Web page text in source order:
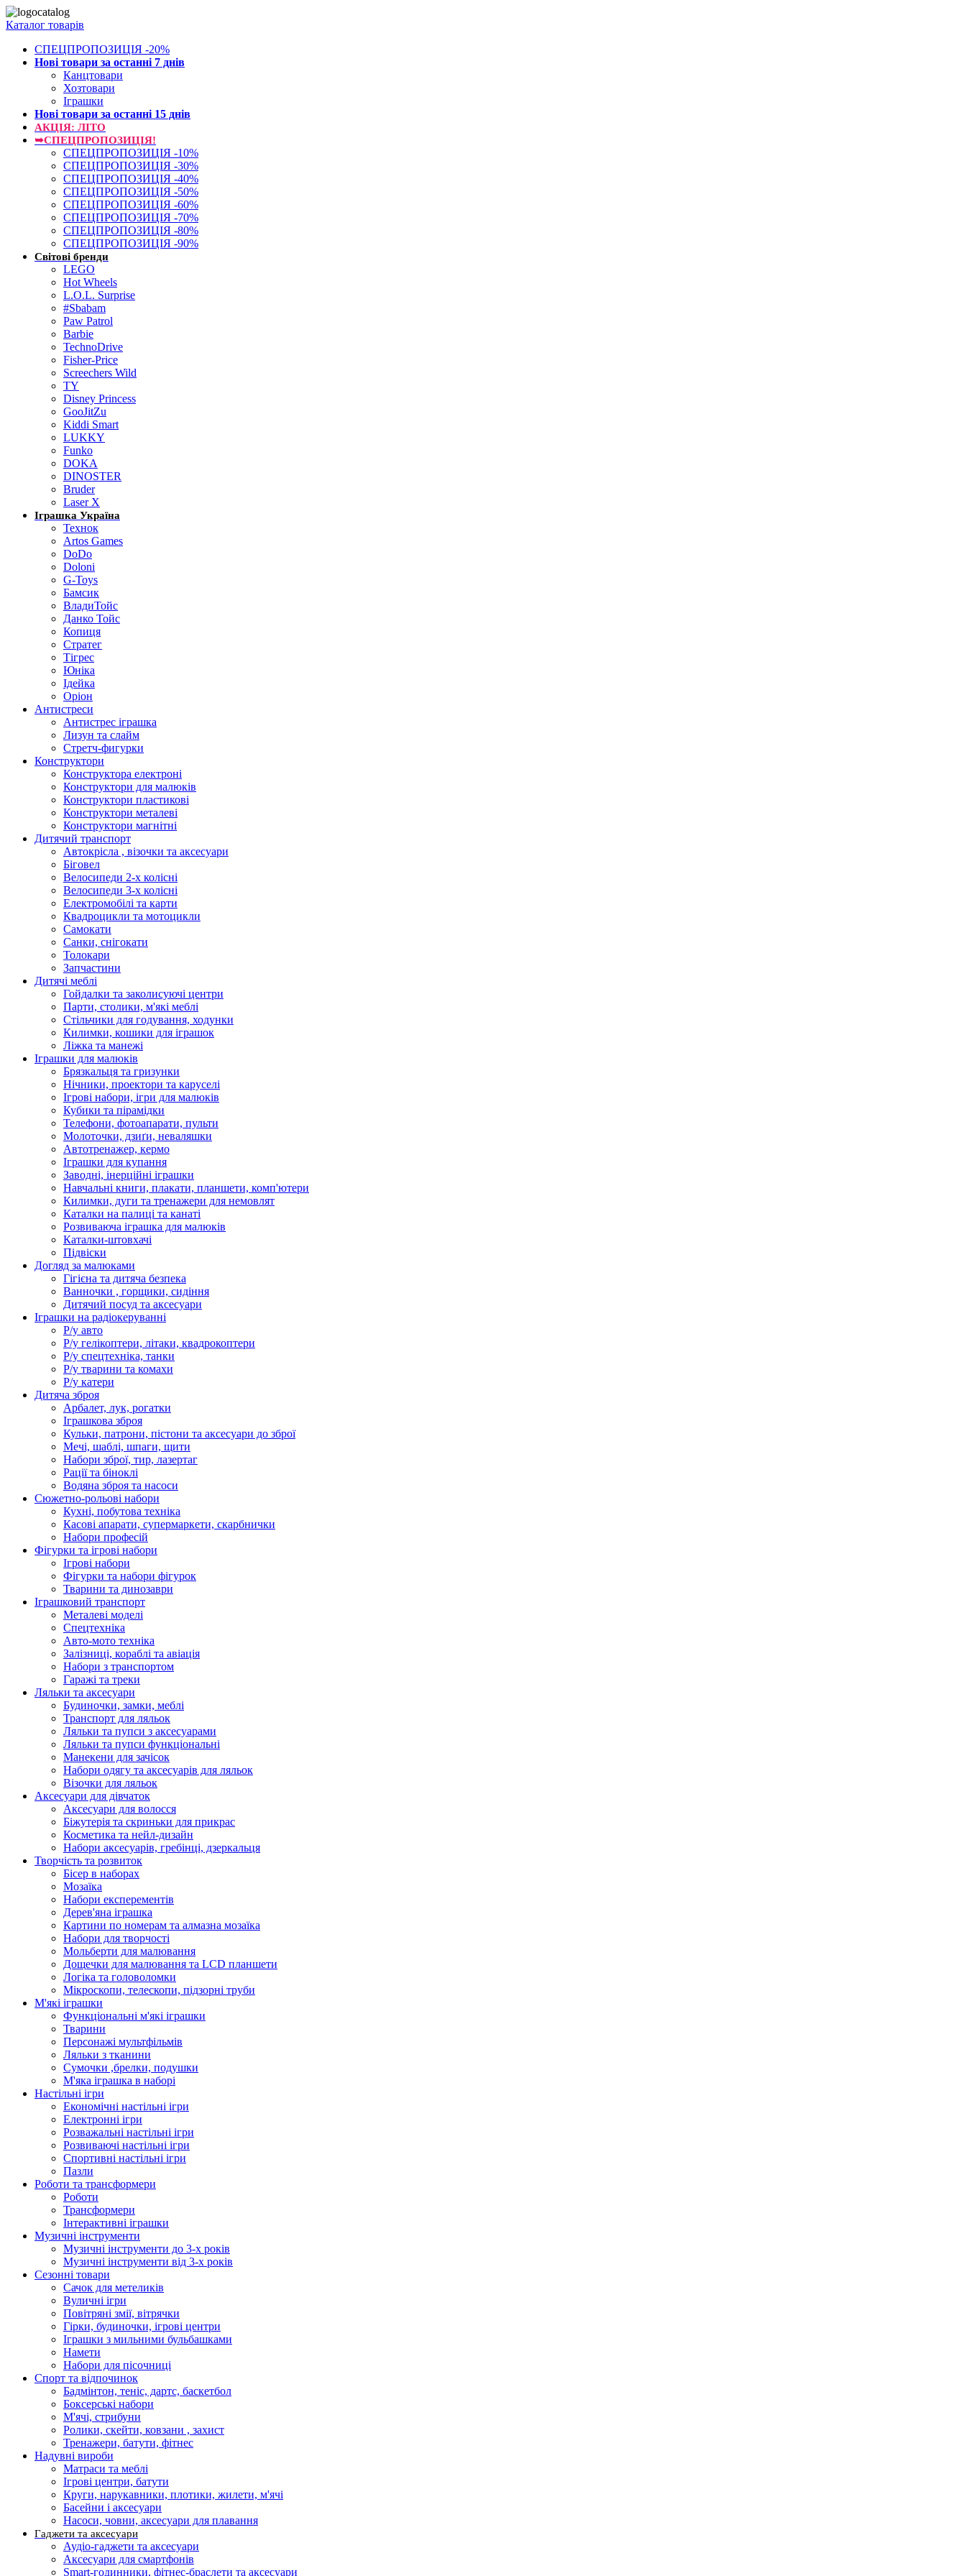
Каталог товарів
СПЕЦПРОПОЗИЦІЯ -20%
Нові товари за останнi 7 днiв
Канцтовари
Хозтовари
Іграшки
Нові товари за останнi 15 днiв
АКЦІЯ: ЛІТО
➥СПЕЦПРОПОЗИЦІЯ!
СПЕЦПРОПОЗИЦІЯ -10%
СПЕЦПРОПОЗИЦІЯ -30%
СПЕЦПРОПОЗИЦІЯ -40%
СПЕЦПРОПОЗИЦІЯ -50%
СПЕЦПРОПОЗИЦІЯ -60%
СПЕЦПРОПОЗИЦІЯ -70%
СПЕЦПРОПОЗИЦІЯ -80%
СПЕЦПРОПОЗИЦІЯ -90%
Світові бренди
LEGO
Hot Wheels
L.O.L. Surprise
#Sbabam
Paw Patrol
Barbie
TechnoDrive
Fisher-Price
Screechers Wild
TY
Disney Princess
GooJitZu
Kiddi Smart
LUKKY
Funko
DOKA
DINOSTER
Bruder
Laser X
Іграшка Україна
Технок
Artos Games
DoDo
Doloni
G-Toys
Бамсик
ВладиТойс
Данко Тойс
Копиця
Стратег
Тігрес
Юніка
Ідейка
Оріон
Антистреси
Антистрес іграшка
Лизун та слайм
Стретч-фигурки
Конструктори
Конструктора електроні
Конструктори для малюків
Конструктори пластикові
Конструктори металеві
Конструктори магнітні
Дитячий транспорт
Автокрісла , візочки та аксесуари
Біговел
Велосипеди 2-х колісні
Велосипеди 3-х колісні
Електромобілі та карти
Квадроцикли та мотоцикли
Самокати
Санки, снігокати
Толокари
Запчастини
Дитячі меблі
Гойдалки та заколисуючі центри
Парти, столики, м'які меблі
Стільчики для годування, ходунки
Килимки, кошики для іграшок
Ліжка та манежі
Іграшки для малюків
Брязкальця та гризунки
Нічники, проектори та каруселі
Ігрові набори, ігри для малюків
Кубики та пірамідки
Телефони, фотоапарати, пульти
Молоточки, дзиґи, неваляшки
Автотренажер, кермо
Іграшки для купання
Заводні, інерційні іграшки
Навчальні книги, плакати, планшети, комп'ютери
Килимки, дуги та тренажери для немовлят
Каталки на палиці та канаті
Розвиваюча іграшка для малюків
Каталки-штовхачі
Підвіски
Догляд за малюками
Гігієна та дитяча безпека
Ванночки , горщики, сидіння
Дитячий посуд та аксесуари
Іграшки на радіокеруванні
Р/у авто
Р/у гелікоптери, літаки, квадрокоптери
Р/у спецтехніка, танки
Р/у тварини та комахи
Р/у катери
Дитяча зброя
Арбалет, лук, рогатки
Іграшкова зброя
Кульки, патрони, пістони та аксесуари до зброї
Мечі, шаблі, шпаги, щити
Набори зброї, тир, лазертаг
Рації та біноклі
Водяна зброя та насоси
Сюжетно-рольові набори
Кухні, побутова техніка
Касові апарати, супермаркети, скарбнички
Набори професій
Фігурки та ігрові набори
Ігрові набори
Фігурки та набори фігурок
Тварини та динозаври
Іграшковий транспорт
Металеві моделі
Спецтехніка
Авто-мото техніка
Залізниці, кораблі та авіація
Набори з транспортом
Гаражі та треки
Ляльки та аксесуари
Будиночки, замки, меблі
Транспорт для ляльок
Ляльки та пупси з аксесуарами
Ляльки та пупси функціональні
Манекени для зачісок
Набори одягу та аксесуарів для ляльок
Візочки для ляльок
Аксесуари для дівчаток
Аксесуари для волосся
Біжутерія та скриньки для прикрас
Косметика та нейл-дизайн
Набори аксесуарів, гребінці, дзеркальця
Творчість та розвиток
Бісер в наборах
Мозаїка
Набори експерементів
Дерев'яна іграшка
Картини по номерам та алмазна мозаїка
Набори для творчості
Мольберти для малювання
Дощечки для малювання та LCD планшети
Логіка та головоломки
Мікроскопи, телескопи, підзорні труби
М'які іграшки
Функціональні м'які іграшки
Тварини
Персонажі мультфільмів
Ляльки з тканини
Сумочки ,брелки, подушки
М'яка іграшка в наборі
Настільні ігри
Економічні настільні ігри
Електронні ігри
Розважальні настільні ігри
Розвиваючі настільні ігри
Спортивні настільні ігри
Пазли
Роботи та трансформери
Роботи
Трансформери
Інтерактивні іграшки
Музичні інструменти
Музичні інструменти до 3-х років
Музичні інструменти від 3-х років
Сезонні товари
Сачок для метеликів
Вуличні ігри
Повітряні змії, вітрячки
Гірки, будиночки, ігрові центри
Іграшки з мильними бульбашками
Намети
Набори для пісочниці
Спорт та відпочинок
Бадмінтон, теніс, дартс, баскетбол
Боксерські набори
М'ячі, стрибуни
Ролики, скейти, ковзани , захист
Тренажери, батути, фітнес
Надувні вироби
Матраси та меблі
Ігрові центри, батути
Круги, нарукавники, плотики, жилети, м'ячі
Басейни і аксесуари
Насоси, човни, аксесуари для плавання
Гаджети та аксесуари
Аудіо-гаджети та аксесуари
Аксесуари для смартфонів
Smart-годинники, фітнес-браслети та аксесуари